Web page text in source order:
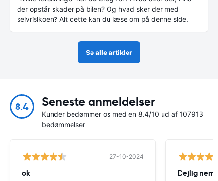
der opstår skader på bilen? Og hvad sker der med
selvrisikoen? Alt dette kan du læse om på denne side.
Se alle artikler
8.4 Seneste anmeldelser
Kunder bedømmer os med en 8.4/10 ud af 107913
bedømmelser
27-10-2024
ok Dejlig